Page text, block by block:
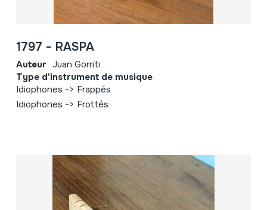
1797 - RASPA
Auteur Juan Gorriti
Type d'instrument de musique
Idiophones -> Frappés
Idiophones -> Frottés